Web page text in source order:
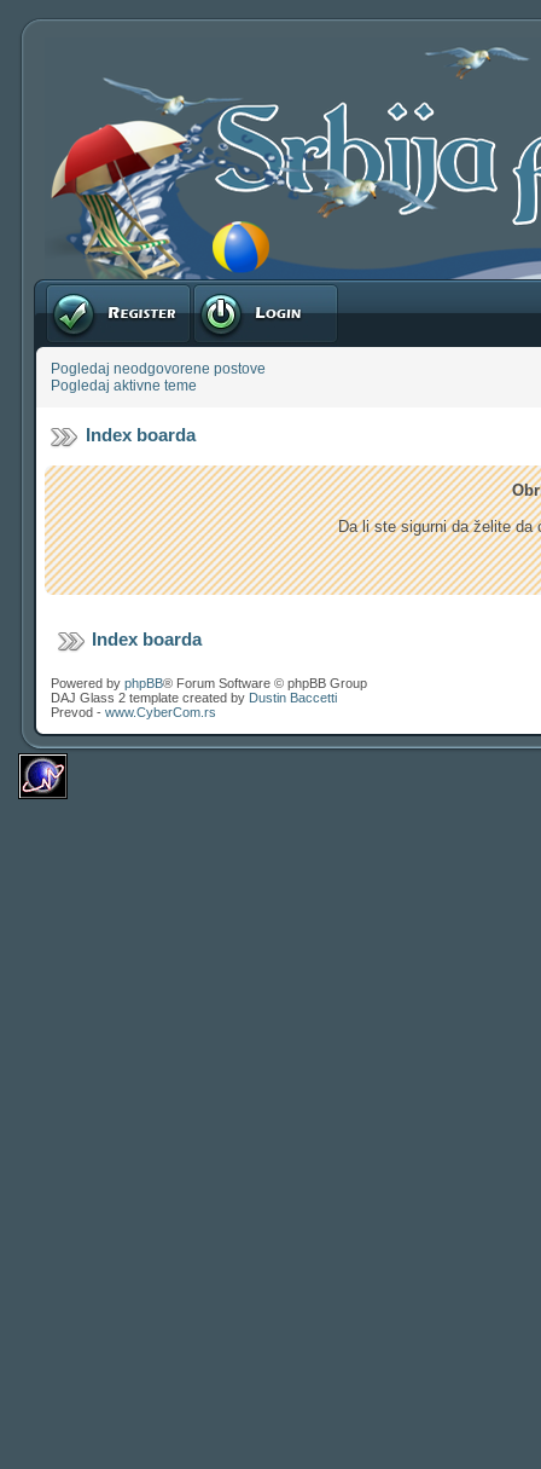
Registruj se Prijavite se
Pogledaj neodgovorene postove
Pogledaj aktivne teme
Index boarda
Da li ste sigurni da želite da
Index boarda
Powered by phpBB® Forum Software © phpBB Group
DAJ Glass 2 template created by Dustin Baccetti
Prevod - www.CyberCom.rs